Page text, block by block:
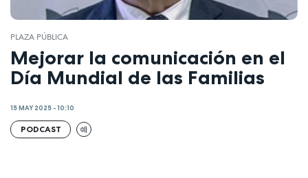
PLAZA PÚBLICA
Mejorar la comunicación en el
Día Mundial de las Familias
15 MAY 2025 - 10:10
PODCAST